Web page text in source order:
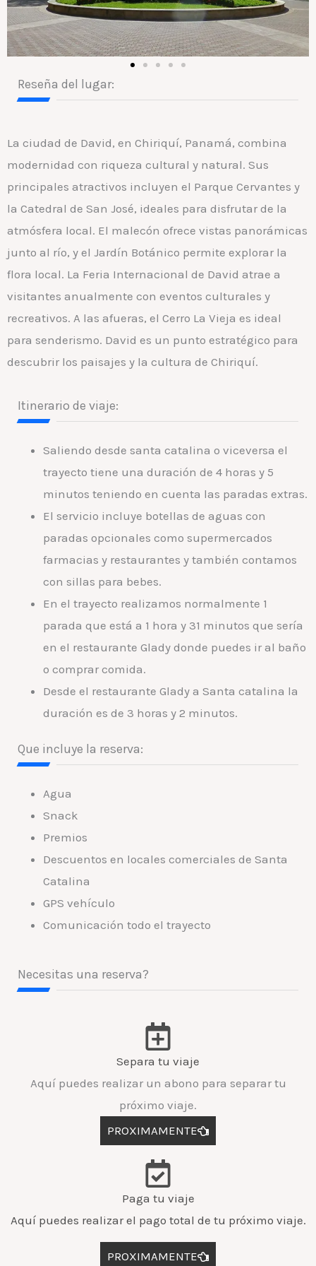
Reseña del lugar:
La ciudad de David, en Chiriquí, Panamá, combina
modernidad con riqueza cultural y natural. Sus
principales atractivos incluyen el Parque Cervantes y
la Catedral de San José, ideales para disfrutar de la
atmósfera local. El malecón ofrece vistas panorámicas
junto al río, y el Jardín Botánico permite explorar la
flora local. La Feria Internacional de David atrae a
visitantes anualmente con eventos culturales y
recreativos. A las afueras, el Cerro La Vieja es ideal
para senderismo. David es un punto estratégico para
descubrir los paisajes y la cultura de Chiriquí.
Itinerario de viaje:
Saliendo desde santa catalina o viceversa el
trayecto tiene una duración de 4 horas y 5
minutos teniendo en cuenta las paradas extras.
El servicio incluye botellas de aguas con
paradas opcionales como supermercados
farmacias y restaurantes y también contamos
con sillas para bebes.
En el trayecto realizamos normalmente 1
parada que está a 1 hora y 31 minutos que sería
en el restaurante Glady donde puedes ir al baño
o comprar comida.
Desde el restaurante Glady a Santa catalina la
duración es de 3 horas y 2 minutos.
Que incluye la reserva:
Agua
Snack
Premios
Descuentos en locales comerciales de Santa
Catalina
GPS vehículo
Comunicación todo el trayecto
Necesitas una reserva?
Separa tu viaje
Aquí puedes realizar un abono para separar tu
próximo viaje.
PROXIMAMENTE
Paga tu viaje
Aquí puedes realizar el pago total de tu próximo viaje.
PROXIMAMENTE